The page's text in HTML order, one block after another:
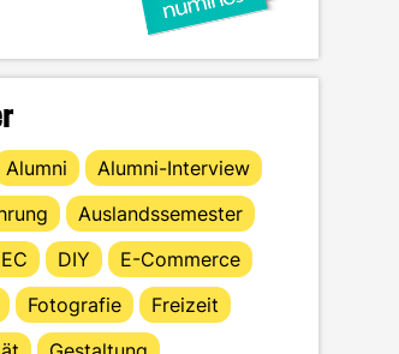
Alumni
Alumni-Interview
Auslandssemester
DIY
E-Commerce
Fotografie
Freizeit